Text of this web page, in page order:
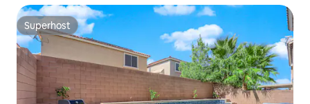
Superhost
Superhost